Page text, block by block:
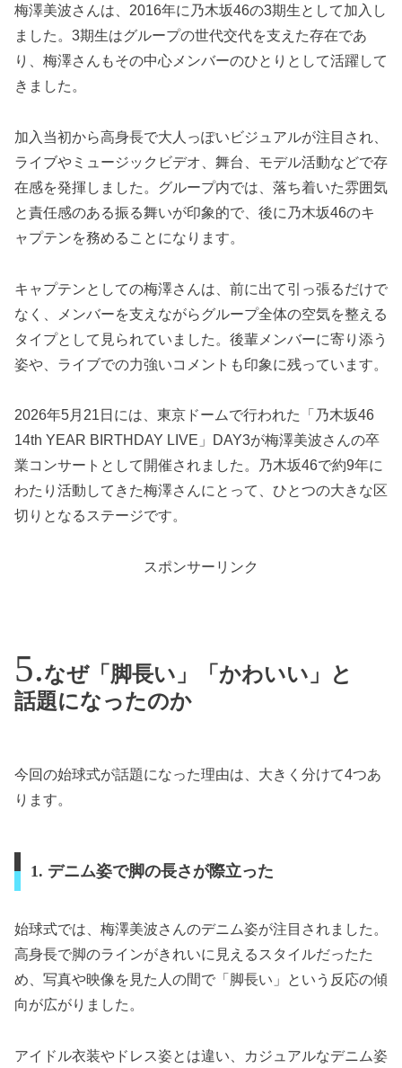
梅澤美波さんは、2016年に乃木坂46の3期生として加入し
ました。3期生はグループの世代交代を支えた存在であ
り、梅澤さんもその中心メンバーのひとりとして活躍して
きました。
加入当初から高身長で大人っぽいビジュアルが注目され、
ライブやミュージックビデオ、舞台、モデル活動などで存
在感を発揮しました。グループ内では、落ち着いた雰囲気
と責任感のある振る舞いが印象的で、後に乃木坂46のキ
ャプテンを務めることになります。
キャプテンとしての梅澤さんは、前に出て引っ張るだけで
なく、メンバーを支えながらグループ全体の空気を整える
タイプとして見られていました。後輩メンバーに寄り添う
姿や、ライブでの力強いコメントも印象に残っています。
2026年5月21日には、東京ドームで行われた「乃木坂46
14th YEAR BIRTHDAY LIVE」DAY3が梅澤美波さんの卒
業コンサートとして開催されました。乃木坂46で約9年に
わたり活動してきた梅澤さんにとって、ひとつの大きな区
切りとなるステージです。
スポンサーリンク
なぜ「脚長い」「かわいい」と
話題になったのか
今回の始球式が話題になった理由は、大きく分けて4つあ
ります。
1. デニム姿で脚の長さが際立った
始球式では、梅澤美波さんのデニム姿が注目されました。
高身長で脚のラインがきれいに見えるスタイルだったた
め、写真や映像を見た人の間で「脚長い」という反応の傾
向が広がりました。
アイドル衣装やドレス姿とは違い、カジュアルなデニム姿